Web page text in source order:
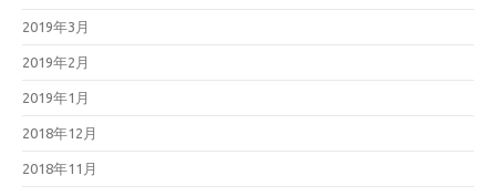
2019年3月
2019年2月
2019年1月
2018年12月
2018年11月